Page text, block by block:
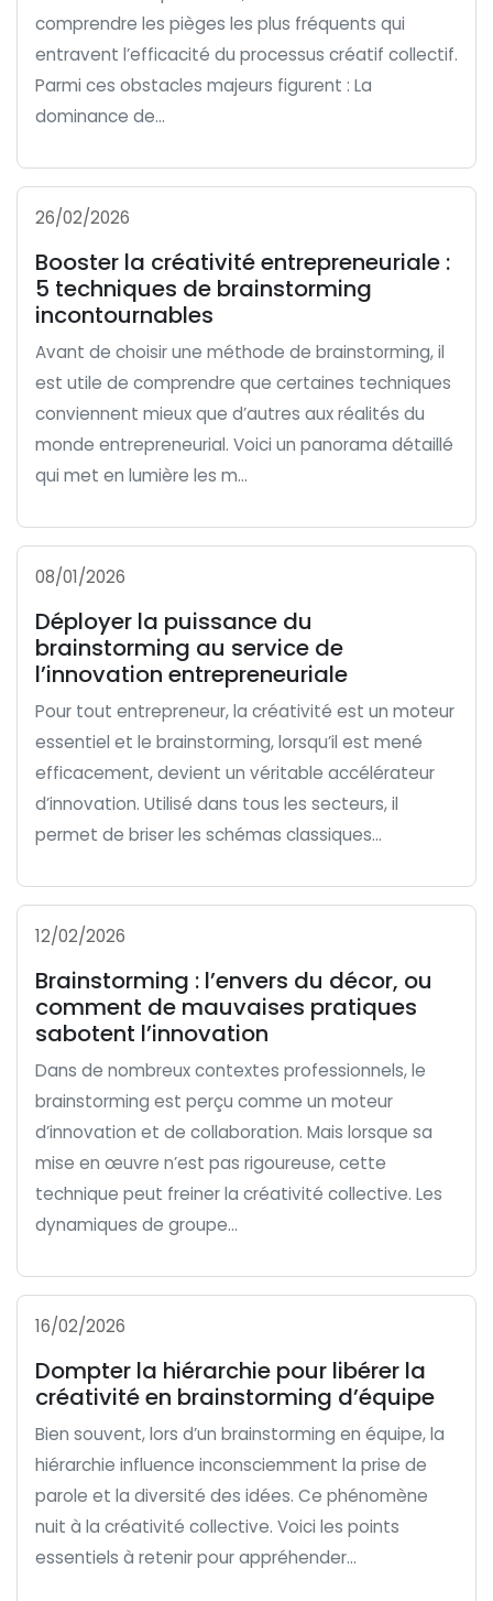
comprendre les pièges les plus fréquents qui
entravent l’efficacité du processus créatif collectif.
Parmi ces obstacles majeurs figurent : La
dominance de...
26/02/2026
Booster la créativité entrepreneuriale :
5 techniques de brainstorming
incontournables
Avant de choisir une méthode de brainstorming, il
est utile de comprendre que certaines techniques
conviennent mieux que d’autres aux réalités du
monde entrepreneurial. Voici un panorama détaillé
qui met en lumière les m...
08/01/2026
Déployer la puissance du
brainstorming au service de
l’innovation entrepreneuriale
Pour tout entrepreneur, la créativité est un moteur
essentiel et le brainstorming, lorsqu’il est mené
efficacement, devient un véritable accélérateur
d’innovation. Utilisé dans tous les secteurs, il
permet de briser les schémas classiques...
12/02/2026
Brainstorming : l’envers du décor, ou
comment de mauvaises pratiques
sabotent l’innovation
Dans de nombreux contextes professionnels, le
brainstorming est perçu comme un moteur
d’innovation et de collaboration. Mais lorsque sa
mise en œuvre n’est pas rigoureuse, cette
technique peut freiner la créativité collective. Les
dynamiques de groupe...
16/02/2026
Dompter la hiérarchie pour libérer la
créativité en brainstorming d’équipe
Bien souvent, lors d’un brainstorming en équipe, la
hiérarchie influence inconsciemment la prise de
parole et la diversité des idées. Ce phénomène
nuit à la créativité collective. Voici les points
essentiels à retenir pour appréhender...